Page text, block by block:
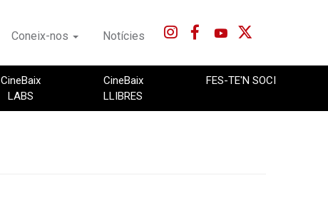
Coneix-nos Notícies
CineBaix
LABS
CineBaix
LLIBRES
FES-TE'N SOCI